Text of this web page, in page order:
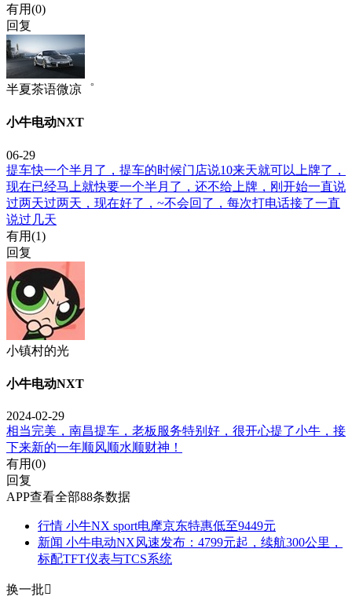
有用(0)
回复
半夏茶语微凉゜
小牛电动NXT
06-29
提车快一个半月了，提车的时候门店说10来天就可以上牌了，
现在已经马上就快要一个半月了，还不给上牌，刚开始一直说
过两天过两天，现在好了，~不会回了，每次打电话接了一直
说过几天
有用(1)
回复
小镇村的光
小牛电动NXT
2024-02-29
相当完美，南昌提车，老板服务特别好，很开心提了小牛，接
下来新的一年顺风顺水顺财神！
有用(0)
回复
APP查看全部88条数据
行情 小牛NX sport电摩京东特惠低至9449元
新闻 小牛电动NX风速发布：4799元起，续航300公里，
标配TFT仪表与TCS系统
换一批